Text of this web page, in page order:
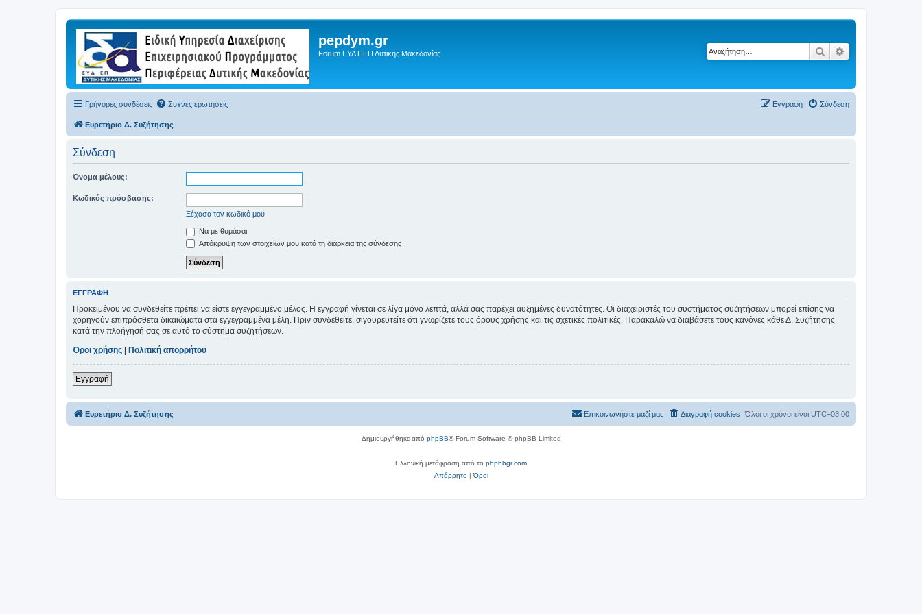
pepdym.gr
Forum ΕΥΔ ΠΕΠ Δυτικής Μακεδονίας Αναζήτηση
Γρήγορες συνδέσεις Συχνές ερωτήσεις Σύνδεση
Εγγραφή
Ευρετήριο Δ. Συζήτησης
Σύνδεση
Όνομα μέλους:
Κωδικός πρόσβασης:
Ξέχασα τον κωδικό μου
Να με θυμάσαι
Απόκρυψη των στοιχείων μου κατά τη διάρκεια της σύνδεσης
ΕΓΓΡΑΦΉ
Προκειμένου να συνδεθείτε πρέπει να είστε εγγεγραμμένο μέλος. Η εγγραφή γίνεται σε λίγα μόνο λεπτά, αλλά σας παρέχει αυξημένες δυνατότητες. Οι διαχειριστές του συστήματος συζητήσεων μπορεί επίσης να
χορηγούν επιπρόσθετα δικαιώματα στα εγγεγραμμένα μέλη. Πριν συνδεθείτε, σιγουρευτείτε ότι γνωρίζετε τους όρους χρήσης και τις σχετικές πολιτικές. Παρακαλώ να διαβάσετε τους κανόνες κάθε Δ. Συζήτησης
κατά την πλοήγησή σας σε αυτό το σύστημα συζητήσεων.
Όροι χρήσης | Πολιτική απορρήτου
Εγγραφή
Ευρετήριο Δ. Συζήτησης Όλοι οι χρόνοι είναι UTC+03:00
Διαγραφή cookies
Επικοινωνήστε μαζί μας
Δημιουργήθηκε από phpBB® Forum Software © phpBB Limited
Ελληνική μετάφραση από το phpbbgr.com
Απόρρητο|Όροι